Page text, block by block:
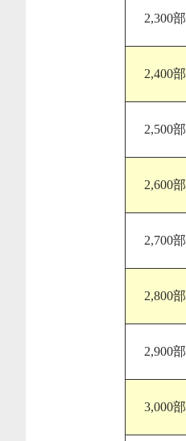
2,300部
2,400部
2,500部
2,600部
2,700部
2,800部
2,900部
3,000部